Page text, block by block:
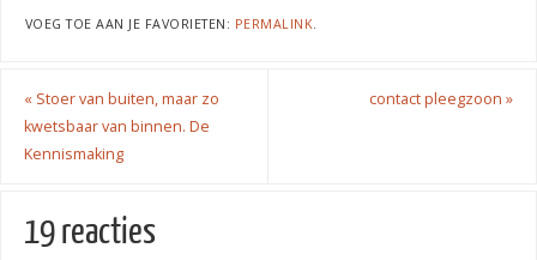
VOEG TOE AAN JE FAVORIETEN: PERMALINK.
«Stoer van buiten, maar zo
kwetsbaar van binnen. De
Kennismaking
contact pleegzoon»
19 reacties